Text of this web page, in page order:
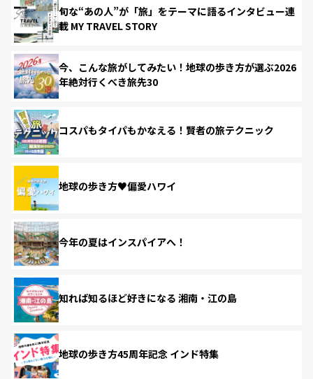
旬な“あの人”が「旅」をテーマに語るインタビュー連
載 MY TRAVEL STORY
今、こんな旅がしてみたい！地球の歩き方が選ぶ2026
年絶対行くべき旅先30
コスパもタイパもかなえる！賢者の旅テクニック
地球の歩き方♥偏愛ハワイ
今年の夏はインスパイアへ！
知れば知るほど好きになる 湘南・江の島
地球の歩き方45周年記念 インド特集